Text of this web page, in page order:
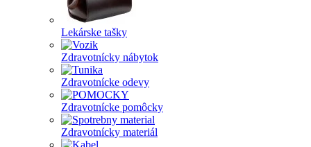
Lekárske tašky
Zdravotnícky nábytok
Zdravotnícke odevy
Zdravotnícke pomôcky
Zdravotnícky materiál